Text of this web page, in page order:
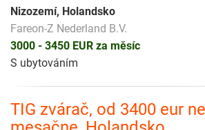
Nizozemí, Holandsko
Fareon-Z Nederland B.V.
3000 - 3450 EUR za měsíc
S ubytováním
TIG zvárač, od 3400 eur